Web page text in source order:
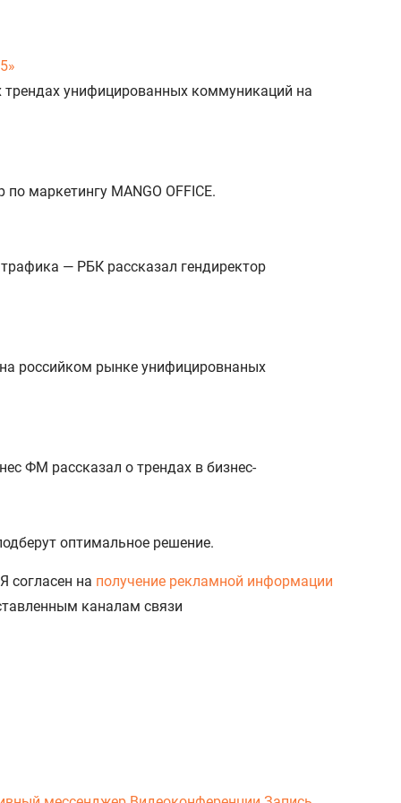
трендах унифицированных коммуникаций на
маркетингу MANGO OFFICE.
— РБК рассказал гендиректор
российком рынке унифицировнаных
ФМ рассказал о трендах в бизнес-
оптимальное решение.
Я согласен на получение рекламной информации
каналам связи